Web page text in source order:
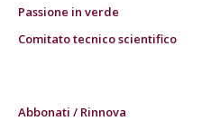
Passione in verde
Comitato tecnico scientifico
Abbonati / Rinnova